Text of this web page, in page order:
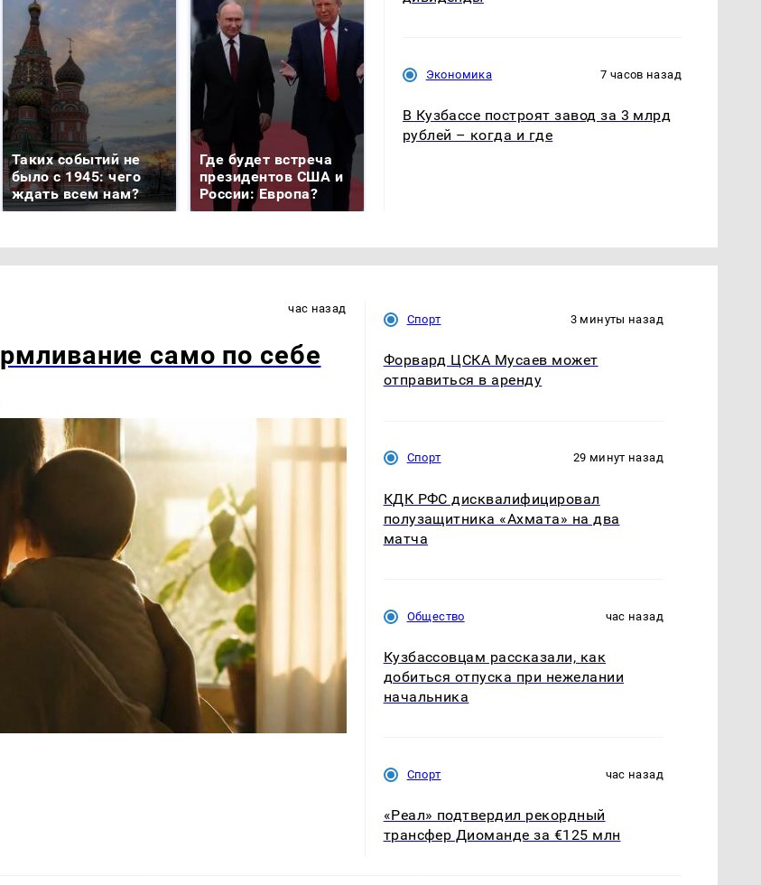
Таких событий не
было с 1945: чего
ждать всем нам?
Где будет встреча
президентов США и
России: Европа?
Экономика 7 часов назад
В Кузбассе построят завод за 3 млрд
рублей – когда и где
час назад
само по себе
Спорт 3 минуты назад
Форвард ЦСКА Мусаев может
отправиться в аренду
Спорт 29 минут назад
КДК РФС дисквалифицировал
полузащитника «Ахмата» на два
матча
Общество час назад
Кузбассовцам рассказали, как
добиться отпуска при нежелании
начальника
Спорт час назад
«Реал» подтвердил рекордный
трансфер Диоманде за €125 млн